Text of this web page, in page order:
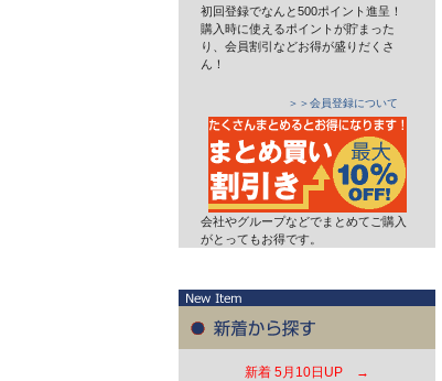
初回登録でなんと500ポイント進呈！
購入時に使えるポイントが貯まった
り、会員割引などお得が盛りだくさ
ん！
＞＞会員登録について
会社やグループなどでまとめてご購入
がとってもお得です。
新着 5月10日UP →